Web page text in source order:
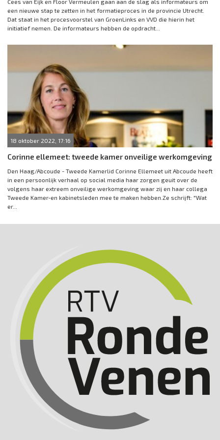
Cees van Eijk en Floor Vermeulen gaan aan de slag als informateurs om
een nieuwe stap te zetten in het formatieproces in de provincie Utrecht.
Dat staat in het procesvoorstel van GroenLinks en VVD die hierin het
initiatief nemen. De informateurs hebben de opdracht...
18 oktober 2022, 17:16
Corinne ellemeet: tweede kamer onveilige werkomgeving
Den Haag/Abcoude - Tweede Kamerlid Corinne Ellemeet uit Abcoude heeft
in een persoonlijk verhaal op social media haar zorgen geuit over de
volgens haar extreem onveilige werkomgeving waar zij en haar collega
Tweede Kamer-en kabinetsleden mee te maken hebben.Ze schrijft: "Wat
er...